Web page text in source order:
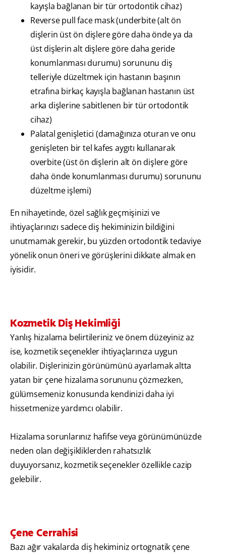
kayışla bağlanan bir tür ortodontik cihaz)
Reverse pull face mask (underbite (alt ön
dişlerin üst ön dişlere göre daha önde ya da
üst dişlerin alt dişlere göre daha geride
konumlanması durumu) sorununu diş
telleriyle düzeltmek için hastanın başının
etrafına birkaç kayışla bağlanan hastanın üst
arka dişlerine sabitlenen bir tür ortodontik
cihaz)
Palatal genişletici (damağınıza oturan ve onu
genişleten bir tel kafes aygıtı kullanarak
overbite (üst ön dişlerin alt ön dişlere göre
daha önde konumlanması durumu) sorununu
düzeltme işlemi)
En nihayetinde, özel sağlık geçmişinizi ve
ihtiyaçlarınızı sadece diş hekiminizin bildiğini
unutmamak gerekir, bu yüzden ortodontik tedaviye
yönelik onun öneri ve görüşlerini dikkate almak en
iyisidir.
Kozmetik Diş Hekimliği
Yanlış hizalama belirtileriniz ve önem düzeyiniz az
ise, kozmetik seçenekler ihtiyaçlarınıza uygun
olabilir. Dişlerinizin görünümünü ayarlamak altta
yatan bir çene hizalama sorununu çözmezken,
gülümsemeniz konusunda kendinizi daha iyi
hissetmenize yardımcı olabilir.
Hizalama sorunlarınız hafifse veya görünümünüzde
neden olan değişikliklerden rahatsızlık
duyuyorsanız, kozmetik seçenekler özellikle cazip
gelebilir.
Çene Cerrahisi
Bazı ağır vakalarda diş hekiminiz ortognatik çene